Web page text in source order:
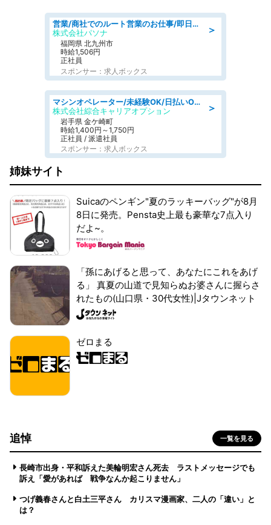
＞
営業/商社でのルート営業のお仕事/即日勤務可/車通勤可/営業
株式会社パソナ
福岡県 北九州市
時給1,506円
正社員
スポンサー：求人ボックス
＞
マシンオペレーター/未経験OK/日払いOK/寮完備/交替制/20・30・40代活躍中
株式会社綜合キャリアオプション
岩手県 金ケ崎町
時給1,400円～1,750円
正社員 / 派遣社員
スポンサー：求人ボックス
姉妹サイト
Suicaのペンギン"夏のラッキーバッグ"が8月
8日に発売。Pensta史上最も豪華な7点入り
だよ~。
「孫にあげると思って、あなたにこれをあげ
る」 真夏の山道で見知らぬお婆さんに握らさ
れたもの(山口県・30代女性)|Jタウンネット
ゼロまる
追悼 一覧を見る
長崎市出身・平和訴えた美輪明宏さん死去 ラストメッセージでも
訴え「愛があれば 戦争なんか起こりません」
つげ義春さんと白土三平さん カリスマ漫画家、二人の「違い」と
は？